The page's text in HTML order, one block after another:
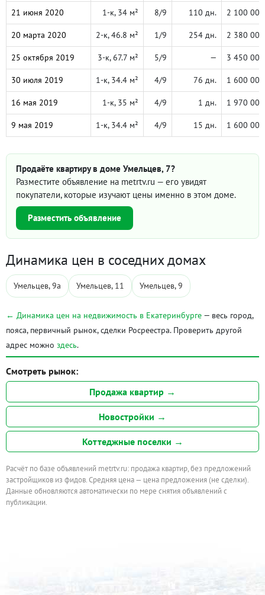
21 июня 2020 1-к, 34 м² 8/9 110 дн. 2 100 000
20 марта 2020 2-к, 46.8 м² 1/9 254 дн. 2 380 000
25 октября 2019 3-к, 67.7 м² 5/9 — 3 450 000
30 июля 2019 1-к, 34.4 м² 4/9 76 дн. 1 600 000
16 мая 2019 1-к, 35 м² 4/9 1 дн. 1 970 000
9 мая 2019 1-к, 34.4 м² 4/9 15 дн. 1 600 000
Продаёте квартиру в доме Умельцев, 7?
Разместите объявление на metrtv.ru — его увидят
покупатели, которые изучают цены именно в этом доме.
Разместить объявление
Динамика цен в соседних домах
Умельцев, 9а Умельцев, 11 Умельцев, 9
← Динамика цен на недвижимость в Екатеринбурге — весь город,
пояса, первичный рынок, сделки Росреестра. Проверить другой
адрес можно здесь.
Смотреть рынок:
Продажа квартир →
Новостройки →
Коттеджные поселки →
Расчёт по базе объявлений metrtv.ru: продажа квартир, без предложений
застройщиков из фидов. Средняя цена — цена предложения (не сделки).
Данные обновляются автоматически по мере снятия объявлений с
публикации.